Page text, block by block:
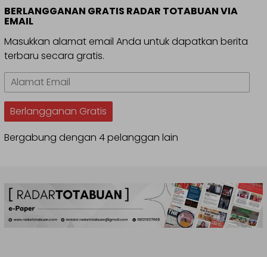
BERLANGGANAN GRATIS RADAR TOTABUAN VIA
EMAIL
Masukkan alamat email Anda untuk dapatkan berita
terbaru secara gratis.
Alamat
Email
Berlangganan Gratis
Bergabung dengan 4 pelanggan lain